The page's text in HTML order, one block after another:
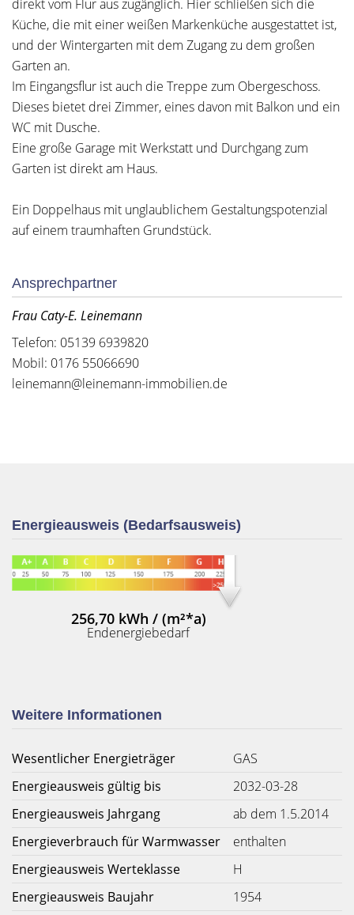
direkt vom Flur aus zugänglich. Hier schließen sich die
Küche, die mit einer weißen Markenküche ausgestattet ist,
und der Wintergarten mit dem Zugang zu dem großen
Garten an.
Im Eingangsflur ist auch die Treppe zum Obergeschoss.
Dieses bietet drei Zimmer, eines davon mit Balkon und ein
WC mit Dusche.
Eine große Garage mit Werkstatt und Durchgang zum
Garten ist direkt am Haus.
Ein Doppelhaus mit unglaublichem Gestaltungspotenzial
auf einem traumhaften Grundstück.
Ansprechpartner
Frau Caty-E. Leinemann
Telefon: 05139 6939820
Mobil: 0176 55066690
leinemann@leinemann-immobilien.de
Energieausweis (Bedarfsausweis)
256,70 kWh / (m²*a)
Endenergiebedarf
Weitere Informationen
Wesentlicher Energieträger
GAS
Energieausweis gültig bis
2032-03-28
Energieausweis Jahrgang
ab dem 1.5.2014
Energieverbrauch für Warmwasser
enthalten
Energieausweis Werteklasse
H
Energieausweis Baujahr
1954